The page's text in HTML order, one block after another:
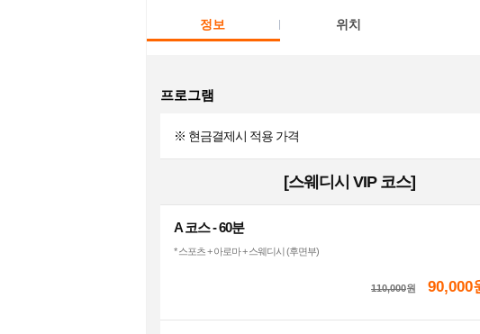
정보 위치
프로그램
※ 현금결제시 적용 가격
[스웨디시 VIP 코스]
A 코스 - 60분
* 스포츠 + 아로마 + 스웨디시 (후면부)
110,000원 90,000